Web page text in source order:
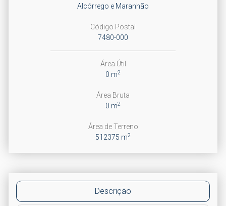
Alcórrego e Maranhão
Código Postal
7480-000
Área Útil
0 m2
Área Bruta
0 m2
Área de Terreno
512375 m2
Descrição